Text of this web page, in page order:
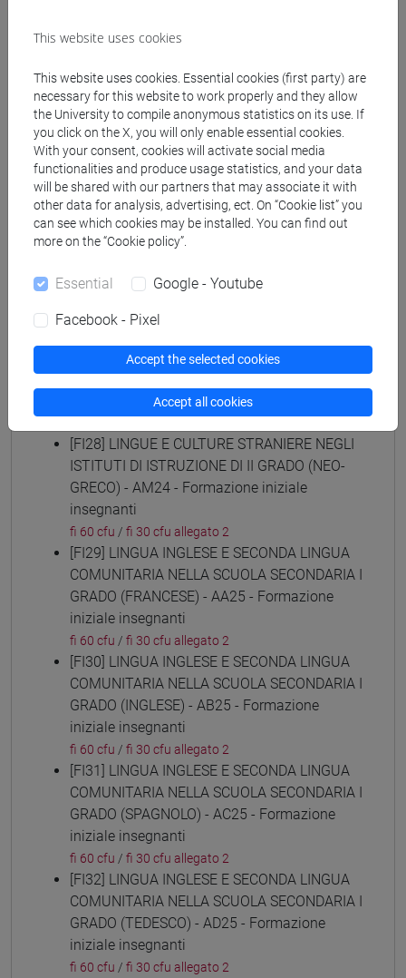
fi 60 cfu fi 30 cfu allegato 2
ISTITUTI DI ISTRUZIONE DI II GRADO
(GIAPPONESE) - AJ24 - Formazione iniziale
insegnanti
fi 60 cfu/fi 30 cfu allegato 2
[FI25] LINGUE E CULTURE STRANIERE NEGLI
ISTITUTI DI ISTRUZIONE DI II GRADO
(PORTOGHESE) - AN24 - Formazione iniziale
insegnanti
fi 60 cfu/fi 30 cfu allegato 2
(EBRAICO) - AK24 - Formazione iniziale
insegnanti
[FI27] LINGUA E CULTURA STRANIERA
(ARABO) - AL24 - Formazione iniziale
[FI28] LINGUE E CULTURE STRANIERE NEGLI
ISTITUTI DI ISTRUZIONE DI II GRADO (NEO-
GRECO) - AM24 - Formazione iniziale
insegnanti
fi 60 cfu / fi 30 cfu allegato 2
[FI29] LINGUA INGLESE E SECONDA LINGUA
COMUNITARIA NELLA SCUOLA SECONDARIA I
GRADO (FRANCESE) - AA25 - Formazione
iniziale insegnanti
fi 60 cfu / fi 30 cfu allegato 2
[FI30] LINGUA INGLESE E SECONDA LINGUA
COMUNITARIA NELLA SCUOLA SECONDARIA I
GRADO (INGLESE) - AB25 - Formazione
iniziale insegnanti
fi 60 cfu / fi 30 cfu allegato 2
[FI31] LINGUA INGLESE E SECONDA LINGUA
COMUNITARIA NELLA SCUOLA SECONDARIA I
GRADO (SPAGNOLO) - AC25 - Formazione
iniziale insegnanti
fi 60 cfu / fi 30 cfu allegato 2
[FI32] LINGUA INGLESE E SECONDA LINGUA
COMUNITARIA NELLA SCUOLA SECONDARIA I
GRADO (TEDESCO) - AD25 - Formazione
iniziale insegnanti
fi 60 cfu / fi 30 cfu allegato 2
This website uses cookies
This website uses cookies. Essential cookies (first party) are
necessary for this website to work properly and they allow
the University to compile anonymous statistics on its use. If
you click on the X, you will only enable essential cookies.
With your consent, cookies will activate social media
functionalities and produce usage statistics, and your data
will be shared with our partners that may associate it with
other data for analysis, advertising, ect. On “Cookie list” you
can see which cookies may be installed. You can find out
more on the “Cookie policy”.
Essential Google - Youtube
Facebook - Pixel
Accept the selected cookies
Accept all cookies